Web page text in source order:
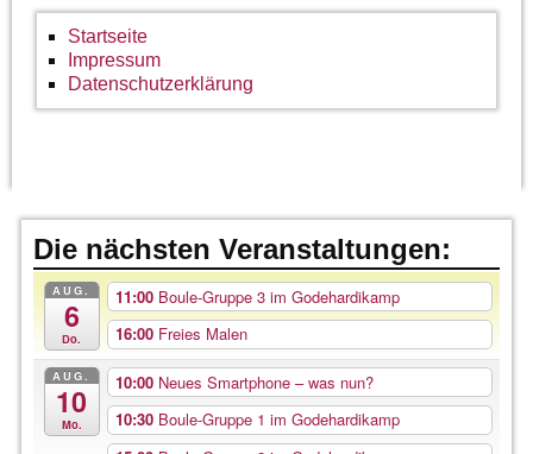
Startseite
Impressum
Datenschutzerklärung
Die nächsten Veranstaltungen:
AUG.
6
Do.
11:00 Boule-Gruppe 3 im Godehardikamp
16:00 Freies Malen
AUG.
10
Mo.
10:00 Neues Smartphone – was nun?
10:30 Boule-Gruppe 1 im Godehardikamp